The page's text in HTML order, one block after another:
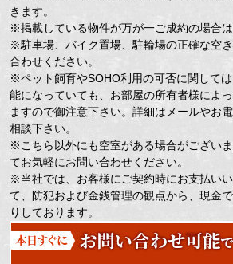
きます。
※掲載している物件が万が一ご成約の場合は
※駐車場、バイク置場、駐輪場の正確な空
合わせください。
※ペット飼育やSOHO利用の可否に関して
能になっていても、お部屋の所有者様によ
ますので御注意下さい。詳細はメールやお
相談下さい。
※こちら以外にも空室がある場合がござい
てお気軽にお問い合わせください。
※当社では、お客様にご契約時にお支払い
て、防犯および金銭管理の観点から、現金
りしております。